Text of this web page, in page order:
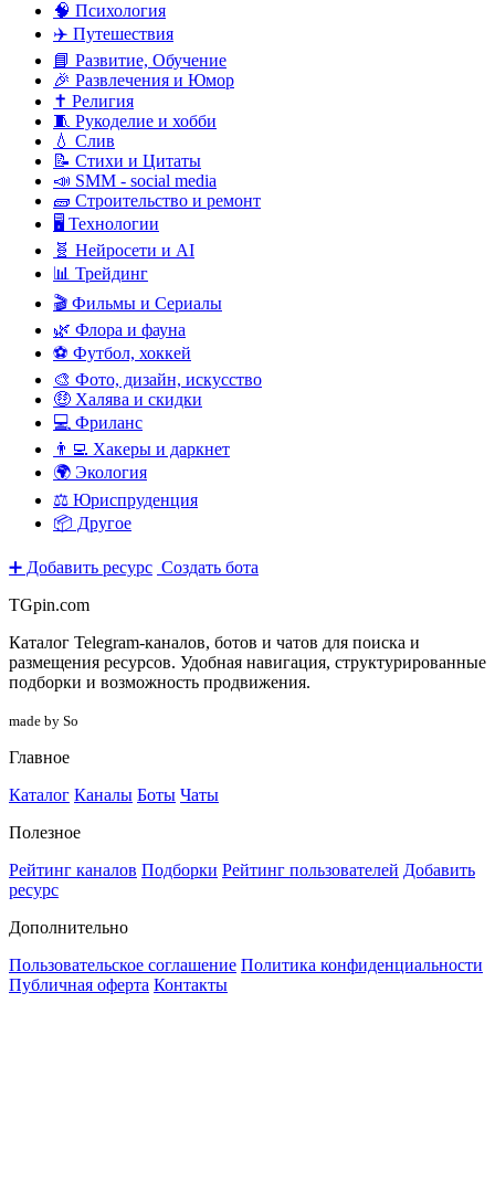
🧠 Психология
✈️ Путешествия
📘 Развитие, Обучение
🎉 Развлечения и Юмор
✝️ Религия
🧵 Рукоделие и хобби
💧 Слив
📝 Стихи и Цитаты
📣 SMM - social media
🧱 Строительство и ремонт
🖥️ Технологии
🧬 Нейросети и AI
📊 Трейдинг
🎬 Фильмы и Сериалы
🌿 Флора и фауна
⚽ Футбол, хоккей
🎨 Фото, дизайн, искусство
🤑 Халява и скидки
💻 Фриланс
👨‍💻 Хакеры и даркнет
🌍 Экология
⚖️ Юриспруденция
📦 Другое
➕ Добавить ресурс Создать бота
TGpin.com
Каталог Telegram-каналов, ботов и чатов для поиска и
размещения ресурсов. Удобная навигация, структурированные
подборки и возможность продвижения.
made by So
Главное
Каталог Каналы Боты Чаты
Полезное
Рейтинг каналов Подборки Рейтинг пользователей Добавить
ресурс
Дополнительно
Пользовательское соглашение Политика конфиденциальности
Публичная оферта Контакты